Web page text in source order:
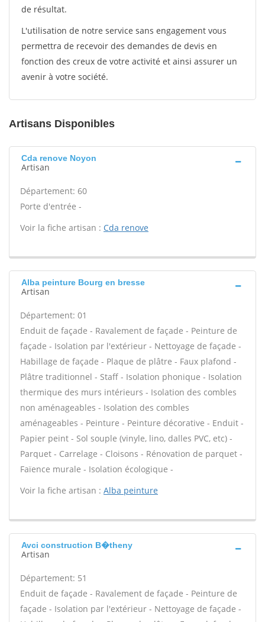
de résultat.
L'utilisation de notre service sans engagement vous
permettra de recevoir des demandes de devis en
fonction des creux de votre activité et ainsi assurer un
avenir à votre société.
Artisans Disponibles
Cda renove Noyon
Artisan
Département: 60
Porte d'entrée -
Voir la fiche artisan : Cda renove
Alba peinture Bourg en bresse
Artisan
Département: 01
Enduit de façade - Ravalement de façade - Peinture de
façade - Isolation par l'extérieur - Nettoyage de façade -
Habillage de façade - Plaque de plâtre - Faux plafond -
Plâtre traditionnel - Staff - Isolation phonique - Isolation
thermique des murs intérieurs - Isolation des combles
non aménageables - Isolation des combles
aménageables - Peinture - Peinture décorative - Enduit -
Papier peint - Sol souple (vinyle, lino, dalles PVC, etc) -
Parquet - Carrelage - Cloisons - Rénovation de parquet -
Faïence murale - Isolation écologique -
Voir la fiche artisan : Alba peinture
Avci construction B�theny
Artisan
Département: 51
Enduit de façade - Ravalement de façade - Peinture de
façade - Isolation par l'extérieur - Nettoyage de façade -